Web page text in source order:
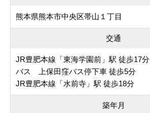
熊本県熊本市中央区帯山１丁目
交通
JR豊肥本線「東海学園前」駅 徒歩17分
バス 上保田窪バス停下車 徒歩5分
JR豊肥本線「水前寺」駅 徒歩18分
築年月